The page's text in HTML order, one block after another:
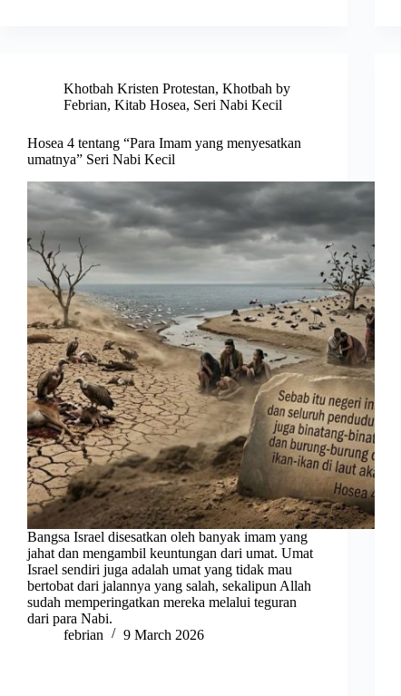
Khotbah Kristen Protestan, Khotbah by
Febrian, Kitab Hosea, Seri Nabi Kecil
Hosea 4 tentang “Para Imam yang menyesatkan
umatnya” Seri Nabi Kecil
Bangsa Israel disesatkan oleh banyak imam yang
jahat dan mengambil keuntungan dari umat. Umat
Israel sendiri juga adalah umat yang tidak mau
bertobat dari jalannya yang salah, sekalipun Allah
sudah memperingatkan mereka melalui teguran
dari para Nabi.
febrian
9 March 2026